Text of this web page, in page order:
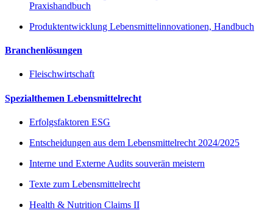
Praxishandbuch
Produktentwicklung Lebensmittelinnovationen, Handbuch
Branchenlösungen
Fleischwirtschaft
Spezialthemen Lebensmittelrecht
Erfolgsfaktoren ESG
Entscheidungen aus dem Lebensmittelrecht 2024/2025
Interne und Externe Audits souverän meistern
Texte zum Lebensmittelrecht
Health & Nutrition Claims II